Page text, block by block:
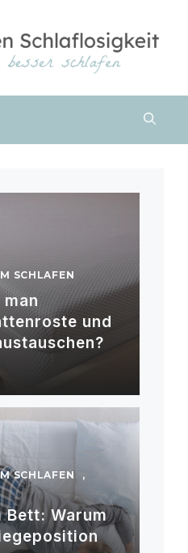
SCHLAFEN
und
SCHLAFEN
,
Bett: Warum